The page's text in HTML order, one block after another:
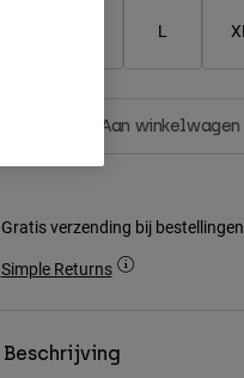
L XL
Aan
Gratis verzending bij
Simple Returns
Beschrijving